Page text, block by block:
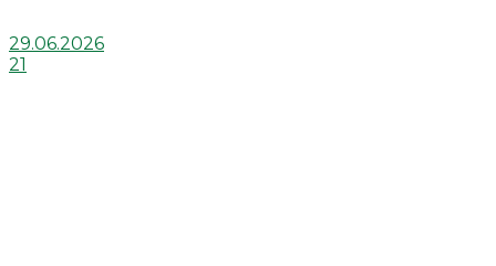
29.06.2026
21